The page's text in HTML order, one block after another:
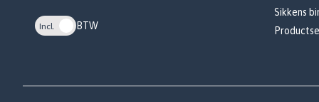
Incl. BTW
Sikkens